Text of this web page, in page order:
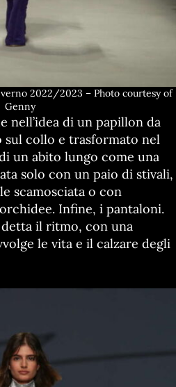
2022/2023 – Photo courtesy of
Genny
nell’idea di un papillon da
collo e trasformato nel
un abito lungo come una
solo con un paio di stivali,
scamosciata o con
Infine, i pantaloni.
il ritmo, con una
le vita e il calzare degli